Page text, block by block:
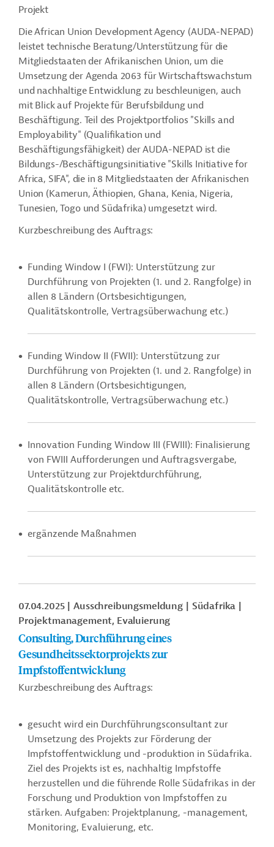
Projekt
Die African Union Development Agency (AUDA-NEPAD)
leistet technische Beratung/Unterstützung für die
Mitgliedstaaten der Afrikanischen Union, um die
Umsetzung der Agenda 2063 für Wirtschaftswachstum
und nachhaltige Entwicklung zu beschleunigen, auch
mit Blick auf Projekte für Berufsbildung und
Beschäftigung. Teil des Projektportfolios "Skills and
Employability" (Qualifikation und
Beschäftigungsfähigkeit) der AUDA-NEPAD ist die
Bildungs-/Beschäftigungsinitiative "Skills Initiative for
Africa, SIFA", die in 8 Mitgliedstaaten der Afrikanischen
Union (Kamerun, Äthiopien, Ghana, Kenia, Nigeria,
Tunesien, Togo und Südafrika) umgesetzt wird.
Kurzbeschreibung des Auftrags:
Funding Window I (FWI): Unterstützung zur
Durchführung von Projekten (1. und 2. Rangfolge) in
allen 8 Ländern (Ortsbesichtigungen,
Qualitätskontrolle, Vertragsüberwachung etc.)
Funding Window II (FWII): Unterstützung zur
Durchführung von Projekten (1. und 2. Rangfolge) in
allen 8 Ländern (Ortsbesichtigungen,
Qualitätskontrolle, Vertragsüberwachung etc.)
Innovation Funding Window III (FWIII): Finalisierung
von FWIII Aufforderungen und Auftragsvergabe,
Unterstützung zur Projektdurchführung,
Qualitätskontrolle etc.
ergänzende Maßnahmen
07.04.2025 Ausschreibungsmeldung
Südafrika
Projektmanagement, Evaluierung
Consulting, Durchführung eines
Gesundheitssektorprojekts zur
Impfstoffentwicklung
Kurzbeschreibung des Auftrags:
gesucht wird ein Durchführungsconsultant zur
Umsetzung des Projekts zur Förderung der
Impfstoffentwicklung und -produktion in Südafrika.
Ziel des Projekts ist es, nachhaltig Impfstoffe
herzustellen und die führende Rolle Südafrikas in der
Forschung und Produktion von Impfstoffen zu
stärken. Aufgaben: Projektplanung, -management,
Monitoring, Evaluierung, etc.